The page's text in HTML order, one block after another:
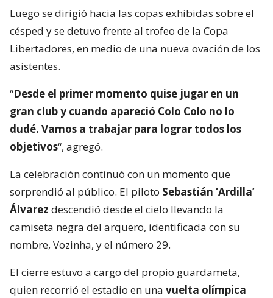
Luego se dirigió hacia las copas exhibidas sobre el
césped y se detuvo frente al trofeo de la Copa
Libertadores, en medio de una nueva ovación de los
asistentes.
“Desde el primer momento quise jugar en un
gran club y cuando apareció Colo Colo no lo
dudé. Vamos a trabajar para lograr todos los
objetivos“, agregó.
La celebración continuó con un momento que
sorprendió al público. El piloto Sebastián ‘Ardilla’
Álvarez descendió desde el cielo llevando la
camiseta negra del arquero, identificada con su
nombre, Vozinha, y el número 29.
El cierre estuvo a cargo del propio guardameta,
quien recorrió el estadio en una vuelta olímpica